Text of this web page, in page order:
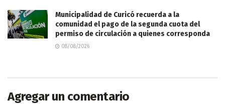
Municipalidad de Curicó recuerda a la
comunidad el pago de la segunda cuota del
permiso de circulación a quienes corresponda
08/08/2026
Agregar un comentario